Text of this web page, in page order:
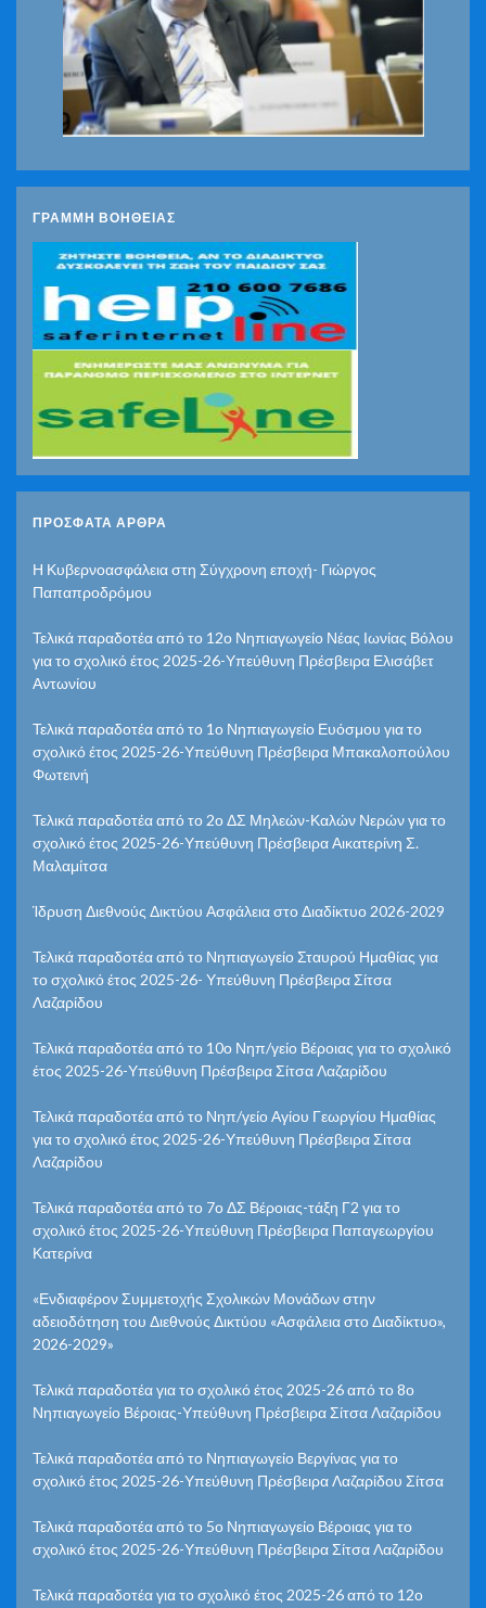
ΓΡΑΜΜΗ ΒΟΗΘΕΙΑΣ
ΠΡΌΣΦΑΤΑ ΆΡΘΡΑ
Η Κυβερνοασφάλεια στη Σύγχρονη εποχή- Γιώργος
Παπαπροδρόμου
Τελικά παραδοτέα από το 12ο Νηπιαγωγείο Νέας Ιωνίας Βόλου
για το σχολικό έτος 2025-26-Υπεύθυνη Πρέσβειρα Ελισάβετ
Αντωνίου
Τελικά παραδοτέα από το 1ο Νηπιαγωγείο Ευόσμου για το
σχολικό έτος 2025-26-Υπεύθυνη Πρέσβειρα Μπακαλοπούλου
Φωτεινή
Τελικά παραδοτέα από το 2ο ΔΣ Μηλεών-Καλών Νερών για το
σχολικό έτος 2025-26-Υπεύθυνη Πρέσβειρα Αικατερίνη Σ.
Μαλαμίτσα
Ίδρυση Διεθνούς Δικτύου Ασφάλεια στο Διαδίκτυο 2026-2029
Τελικά παραδοτέα από το Νηπιαγωγείο Σταυρού Ημαθίας για
το σχολικό έτος 2025-26- Υπεύθυνη Πρέσβειρα Σίτσα
Λαζαρίδου
Τελικά παραδοτέα από το 10ο Νηπ/γείο Βέροιας για το σχολικό
έτος 2025-26-Υπεύθυνη Πρέσβειρα Σίτσα Λαζαρίδου
Τελικά παραδοτέα από το Νηπ/γείο Αγίου Γεωργίου Ημαθίας
για το σχολικό έτος 2025-26-Υπεύθυνη Πρέσβειρα Σίτσα
Λαζαρίδου
Τελικά παραδοτέα από το 7ο ΔΣ Βέροιας-τάξη Γ2 για το
σχολικό έτος 2025-26-Υπεύθυνη Πρέσβειρα Παπαγεωργίου
Κατερίνα
«Ενδιαφέρον Συμμετοχής Σχολικών Μονάδων στην
αδειοδότηση του Διεθνούς Δικτύου «Ασφάλεια στο Διαδίκτυο»,
2026-2029»
Τελικά παραδοτέα για το σχολικό έτος 2025-26 από το 8ο
Νηπιαγωγείο Βέροιας-Υπεύθυνη Πρέσβειρα Σίτσα Λαζαρίδου
Τελικά παραδοτέα από το Νηπιαγωγείο Βεργίνας για το
σχολικό έτος 2025-26-Υπεύθυνη Πρέσβειρα Λαζαρίδου Σίτσα
Τελικά παραδοτέα από το 5ο Νηπιαγωγείο Βέροιας για το
σχολικό έτος 2025-26-Υπεύθυνη Πρέσβειρα Σίτσα Λαζαρίδου
Τελικά παραδοτέα για το σχολικό έτος 2025-26 από το 12ο